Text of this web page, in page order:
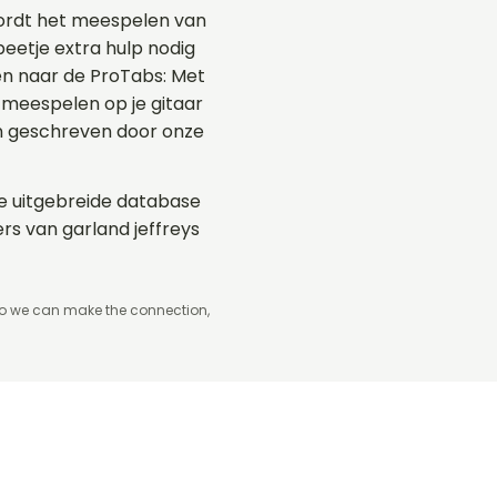
het meespelen van
extra hulp nodig
naar de ProTabs: Met
op je gitaar
geschreven door onze
uitgebreide database
van garland jeffreys
we can make the connection,